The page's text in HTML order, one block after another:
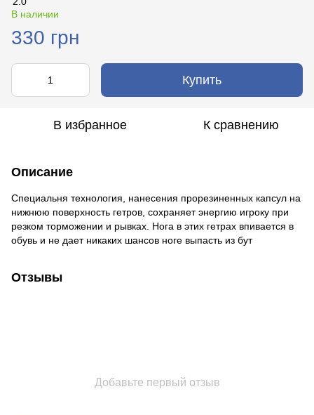
В наличии
330 грн
Купить
В избранное К сравнению
Описание
Специальня технология, нанесения прорезиненных капсул на
нижнюю поверхность гетров, сохраняет энергию игроку при
резком торможении и рывках. Нога в этих гетрах впивается в
обувь и не дает никаких шансов ноге выпасть из бут
Отзывы
Добавьте первый отзыв